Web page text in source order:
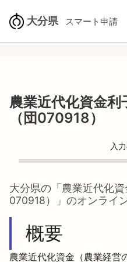
大分県 スマート申請
農業近代化資金
（団070918）
入
大分県の「 農業近代化
070918）
」のオンライ
概要
農業近代化資金（農業経営